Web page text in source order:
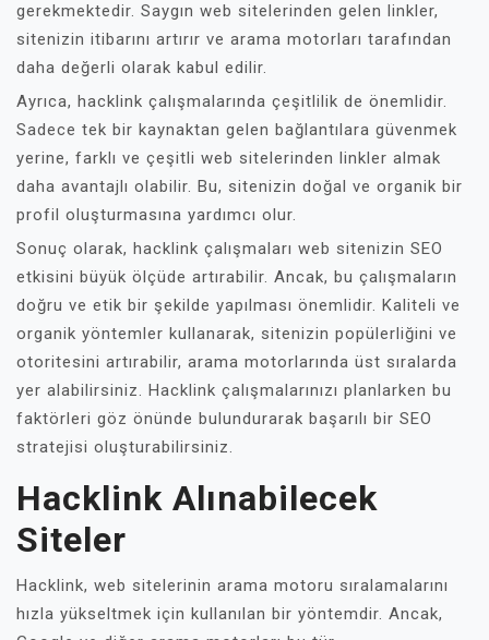
gerekmektedir. Saygın web sitelerinden gelen linkler,
sitenizin itibarını artırır ve arama motorları tarafından
daha değerli olarak kabul edilir.
Ayrıca, hacklink çalışmalarında çeşitlilik de önemlidir.
Sadece tek bir kaynaktan gelen bağlantılara güvenmek
yerine, farklı ve çeşitli web sitelerinden linkler almak
daha avantajlı olabilir. Bu, sitenizin doğal ve organik bir
profil oluşturmasına yardımcı olur.
Sonuç olarak, hacklink çalışmaları web sitenizin SEO
etkisini büyük ölçüde artırabilir. Ancak, bu çalışmaların
doğru ve etik bir şekilde yapılması önemlidir. Kaliteli ve
organik yöntemler kullanarak, sitenizin popülerliğini ve
otoritesini artırabilir, arama motorlarında üst sıralarda
yer alabilirsiniz. Hacklink çalışmalarınızı planlarken bu
faktörleri göz önünde bulundurarak başarılı bir SEO
stratejisi oluşturabilirsiniz.
Hacklink Alınabilecek
Siteler
Hacklink, web sitelerinin arama motoru sıralamalarını
hızla yükseltmek için kullanılan bir yöntemdir. Ancak,